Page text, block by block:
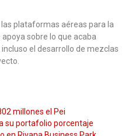
plataformas aéreas para la
sobre lo que acaba
el desarrollo de mezclas
millones el Pei
su portafolio porcentaje